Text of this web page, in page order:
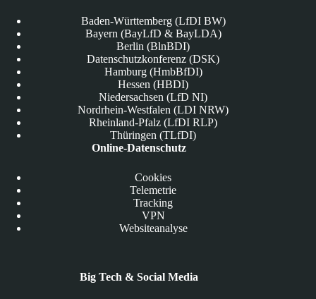
Baden-Württemberg (LfDI BW)
Bayern (BayLfD & BayLDA)
Berlin (BlnBDI)
Datenschutzkonferenz (DSK)
Hamburg (HmbBfDI)
Hessen (HBDI)
Niedersachsen (LfD NI)
Nordrhein-Westfalen (LDI NRW)
Rheinland-Pfalz (LfDI RLP)
Thüringen (TLfDI)
Online-Datenschutz
Cookies
Telemetrie
Tracking
VPN
Websiteanalyse
Big Tech & Social Media